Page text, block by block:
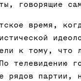
говорящие
время,
к тому, что
телевидению
рядов партии,